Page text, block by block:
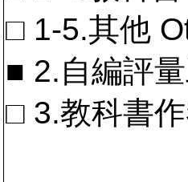
□ 1-5.其他
■ 2.自編評
□ 3.教科書